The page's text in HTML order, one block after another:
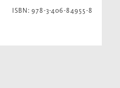
ISBN: 978-3-406-84955-8